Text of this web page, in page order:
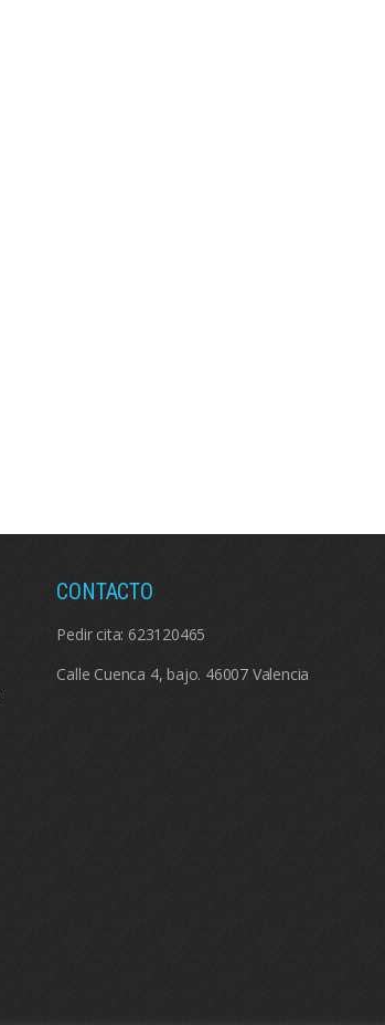
CONTACTO
Pedir cita: 623120465
Calle Cuenca 4, bajo. 46007 Valencia